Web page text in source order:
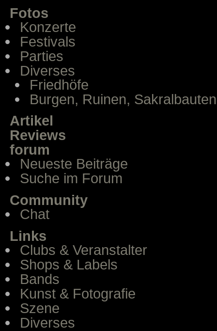
Fotos
Konzerte
Festivals
Parties
Diverses
Friedhöfe
Burgen, Ruinen, Sakralbauten
Artikel
Reviews
forum
Neueste Beiträge
Suche im Forum
Community
Chat
Links
Clubs & Veranstalter
Shops & Labels
Bands
Kunst & Fotografie
Szene
Diverses